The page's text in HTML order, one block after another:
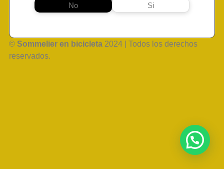
No Si
© Sommelier en bicicleta 2024 | Todos los derechos
reservados.